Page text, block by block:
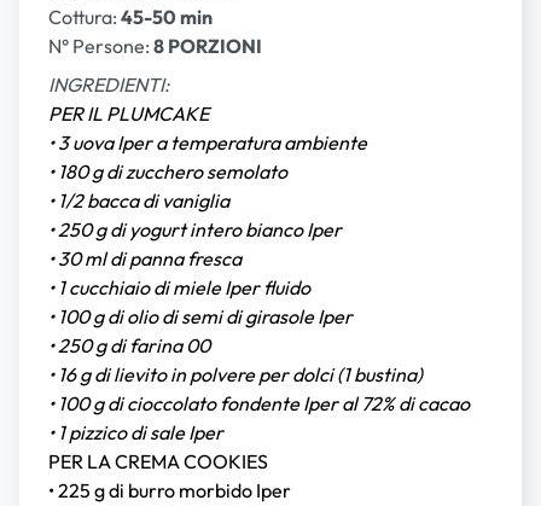
Cottura: 45-50 min
N° Persone: 8 PORZIONI
INGREDIENTI:
PER IL PLUMCAKE
• 3 uova Iper a temperatura ambiente
• 180 g di zucchero semolato
• 1/2 bacca di vaniglia
• 250 g di yogurt intero bianco Iper
• 30 ml di panna fresca
• 1 cucchiaio di miele Iper fluido
• 100 g di olio di semi di girasole Iper
• 250 g di farina 00
• 16 g di lievito in polvere per dolci (1 bustina)
• 100 g di cioccolato fondente Iper al 72% di cacao
• 1 pizzico di sale Iper
PER LA CREMA COOKIES
• 225 g di burro morbido Iper